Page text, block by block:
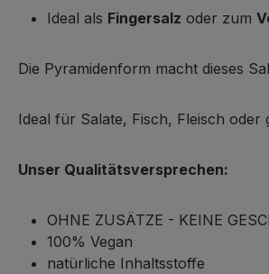
Ideal als Fingersalz oder zum
Die Pyramidenform macht dieses
Ideal für Salate, Fisch, Fleisch oder
Unser Qualitätsversprechen:
OHNE ZUSÄTZE - KEINE
100% Vegan
natürliche Inhaltsstoffe